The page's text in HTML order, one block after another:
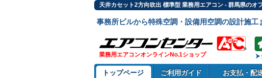
天井カセット2方向吹出 標準型 業務用エアコン - 群馬県の
事務所ビルから特殊空調・設備用空調の設計施工
業務用エアコンオンラインNo.1ショップ
トップページ ご利用ガイド お支払・配